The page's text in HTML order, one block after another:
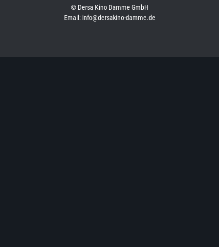
© Dersa Kino Damme GmbH
Email: info@dersakino-damme.de